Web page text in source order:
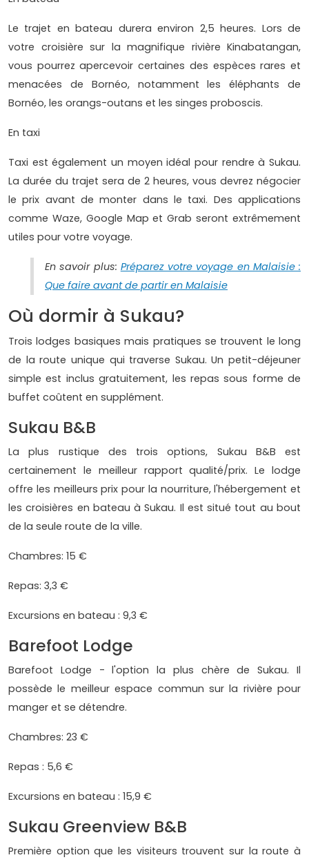
Le trajet en bateau durera environ 2,5 heures. Lors de
votre croisière sur la magnifique rivière Kinabatangan,
vous pourrez apercevoir certaines des espèces rares et
menacées de Bornéo, notamment les éléphants de
Bornéo, les orangs-outans et les singes proboscis.
En taxi
Taxi est également un moyen idéal pour rendre à Sukau.
La durée du trajet sera de 2 heures, vous devrez négocier
le prix avant de monter dans le taxi. Des applications
comme Waze, Google Map et Grab seront extrêmement
utiles pour votre voyage.
En savoir plus: Préparez votre voyage en Malaisie :
Que faire avant de partir en Malaisie
Où dormir à Sukau?
Trois lodges basiques mais pratiques se trouvent le long
de la route unique qui traverse Sukau. Un petit-déjeuner
simple est inclus gratuitement, les repas sous forme de
buffet coûtent en supplément.
Sukau B&B
La plus rustique des trois options, Sukau B&B est
certainement le meilleur rapport qualité/prix. Le lodge
offre les meilleurs prix pour la nourriture, l'hébergement et
les croisières en bateau à Sukau. Il est situé tout au bout
de la seule route de la ville.
Chambres: 15 €
Repas: 3,3 €
Excursions en bateau : 9,3 €
Barefoot Lodge
Barefoot Lodge - l'option la plus chère de Sukau. Il
possède le meilleur espace commun sur la rivière pour
manger et se détendre.
Chambres: 23 €
Repas : 5,6 €
Excursions en bateau : 15,9 €
Sukau Greenview B&B
Première option que les visiteurs trouvent sur la route à